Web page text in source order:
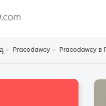
Pracodawcy Pracodawcy в